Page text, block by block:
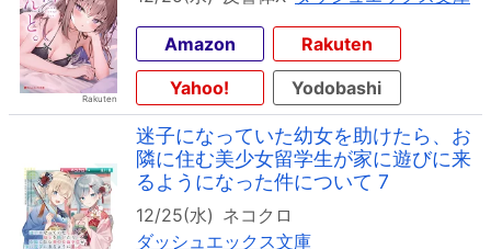
Amazon
Rakuten
Yahoo!
Yodobashi
迷子になっていた幼女を助けたら、お
隣に住む美少女留学生が家に遊びに来
るようになった件について 7
12/25(水) ネコクロ
ダッシュエックス文庫